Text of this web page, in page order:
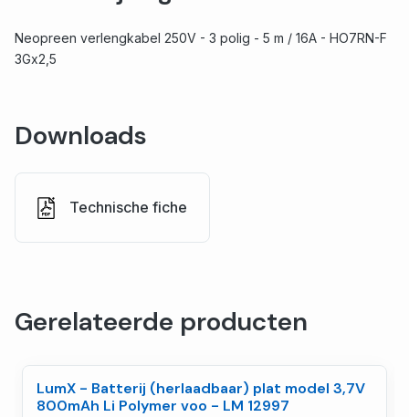
Neopreen verlengkabel 250V - 3 polig - 5 m / 16A - HO7RN-F
3Gx2,5
Downloads
Technische fiche
Gerelateerde producten
LumX - Batterij (herlaadbaar) plat model 3,7V
800mAh Li Polymer voo - LM 12997